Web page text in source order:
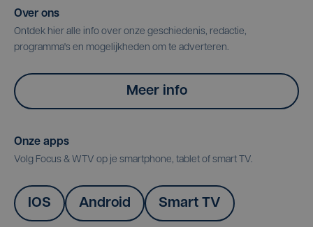
Over ons
Ontdek hier alle info over onze geschiedenis, redactie,
programma's en mogelijkheden om te adverteren.
Meer info
Onze apps
Volg Focus & WTV op je smartphone, tablet of smart TV.
IOS Android Smart TV